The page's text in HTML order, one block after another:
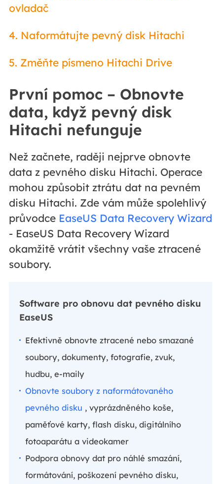
ovladač
4. Naformátujte pevný disk Hitachi
5. Změňte písmeno Hitachi Drive
První pomoc – Obnovte
data, když pevný disk
Hitachi nefunguje
Než začnete, raději nejprve obnovte
data z pevného disku Hitachi. Operace
mohou způsobit ztrátu dat na pevném
disku Hitachi. Zde vám může spolehlivý
průvodce EaseUS Data Recovery Wizard
- EaseUS Data Recovery Wizard
okamžitě vrátit všechny vaše ztracené
soubory.
Software pro obnovu dat pevného disku
EaseUS
Efektivně obnovte ztracené nebo smazané
soubory, dokumenty, fotografie, zvuk,
hudbu, e-maily
Obnovte soubory z naformátovaného
pevného disku , vyprázdněného koše,
paměťové karty, flash disku, digitálního
fotoaparátu a videokamer
Podpora obnovy dat pro náhlé smazání,
formátování, poškození pevného disku,